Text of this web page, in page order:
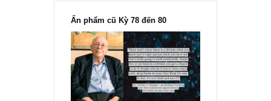
Ấn phẩm lẻ Kỳ 81 đến 83